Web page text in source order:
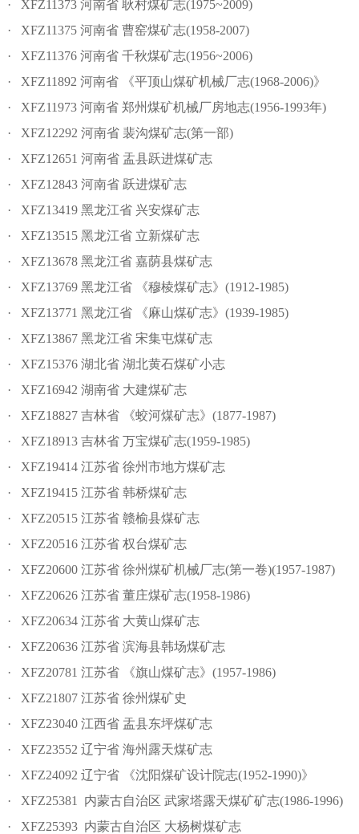
· XFZ11373 河南省 耿村煤矿志(1975~2009)
· XFZ11375 河南省 曹窑煤矿志(1958-2007)
· XFZ11376 河南省 千秋煤矿志(1956~2006)
· XFZ11892 河南省 《平顶山煤矿机械厂志(1968-2006)》
· XFZ11973 河南省 郑州煤矿机械厂房地志(1956-1993年)
· XFZ12292 河南省 裴沟煤矿志(第一部)
· XFZ12651 河南省 盂县跃进煤矿志
· XFZ12843 河南省 跃进煤矿志
· XFZ13419 黑龙江省 兴安煤矿志
· XFZ13515 黑龙江省 立新煤矿志
· XFZ13678 黑龙江省 嘉荫县煤矿志
· XFZ13769 黑龙江省 《穆棱煤矿志》(1912-1985)
· XFZ13771 黑龙江省 《麻山煤矿志》(1939-1985)
· XFZ13867 黑龙江省 宋集屯煤矿志
· XFZ15376 湖北省 湖北黄石煤矿小志
· XFZ16942 湖南省 大建煤矿志
· XFZ18827 吉林省 《蛟河煤矿志》(1877-1987)
· XFZ18913 吉林省 万宝煤矿志(1959-1985)
· XFZ19414 江苏省 徐州市地方煤矿志
· XFZ19415 江苏省 韩桥煤矿志
· XFZ20515 江苏省 赣榆县煤矿志
· XFZ20516 江苏省 权台煤矿志
· XFZ20600 江苏省 徐州煤矿机械厂志(第一卷)(1957-1987)
· XFZ20626 江苏省 董庄煤矿志(1958-1986)
· XFZ20634 江苏省 大黄山煤矿志
· XFZ20636 江苏省 滨海县韩场煤矿志
· XFZ20781 江苏省 《旗山煤矿志》(1957-1986)
· XFZ21807 江苏省 徐州煤矿史
· XFZ23040 江西省 盂县东坪煤矿志
· XFZ23552 辽宁省 海州露天煤矿志
· XFZ24092 辽宁省 《沈阳煤矿设计院志(1952-1990)》
· XFZ25381 内蒙古自治区 武家塔露天煤矿矿志(1986-1996)
· XFZ25393 内蒙古自治区 大杨树煤矿志